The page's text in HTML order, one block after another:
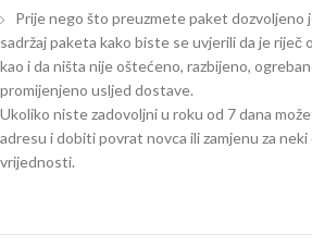
Prije nego što preuzmete paket dozvoljeno
sadržaj paketa kako biste se uvjerili da je riječ
kao i da ništa nije oštećeno, razbijeno,
promijenjeno usljed dostave.
Ukoliko niste zadovoljni u roku od 7 dana
adresu i dobiti povrat novca ili zamjenu za
vrijednosti.